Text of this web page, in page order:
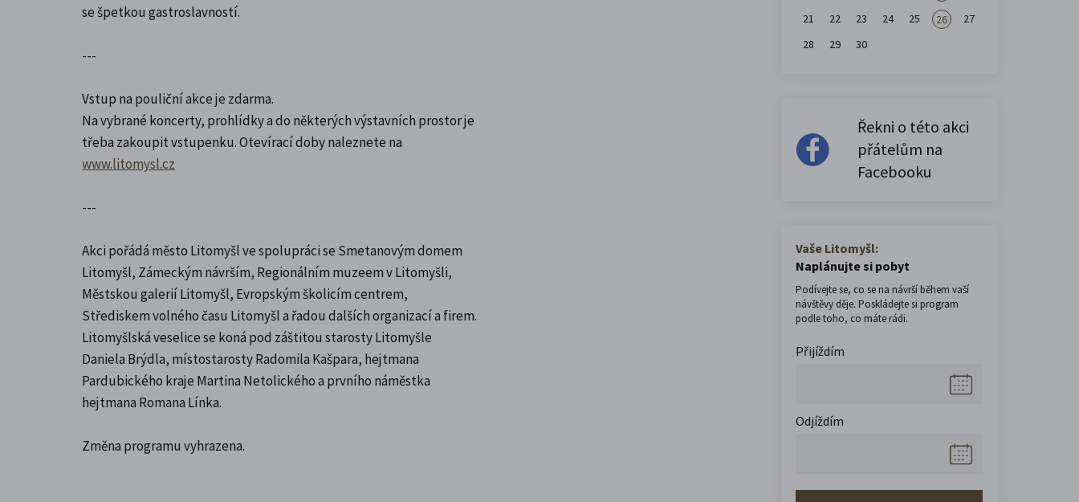
se špetkou gastroslavností.
---
Vstup na pouliční akce je zdarma.
Na vybrané koncerty, prohlídky a do některých výstavních prostor je
třeba zakoupit vstupenku. Otevírací doby naleznete na
www.litomysl.cz
---
Akci pořádá město Litomyšl ve spolupráci se Smetanovým domem
Litomyšl, Zámeckým návrším, Regionálním muzeem v Litomyšli,
Městskou galerií Litomyšl, Evropským školicím centrem,
Střediskem volného času Litomyšl a řadou dalších organizací a firem.
Litomyšlská veselice se koná pod záštitou starosty Litomyšle
Daniela Brýdla, místostarosty Radomila Kašpara, hejtmana
Pardubického kraje Martina Netolického a prvního náměstka
hejtmana Romana Línka.
Změna programu vyhrazena.
21
22 23 24 25 26
27
28
29 30
Řekni o této akci
přátelům na
Facebooku
Vaše Litomyšl:
Naplánujte si pobyt
Podívejte se, co se na návrší během vaší
návštěvy děje. Poskládejte si program
podle toho, co máte rádi.
Přijíždím
Odjíždím